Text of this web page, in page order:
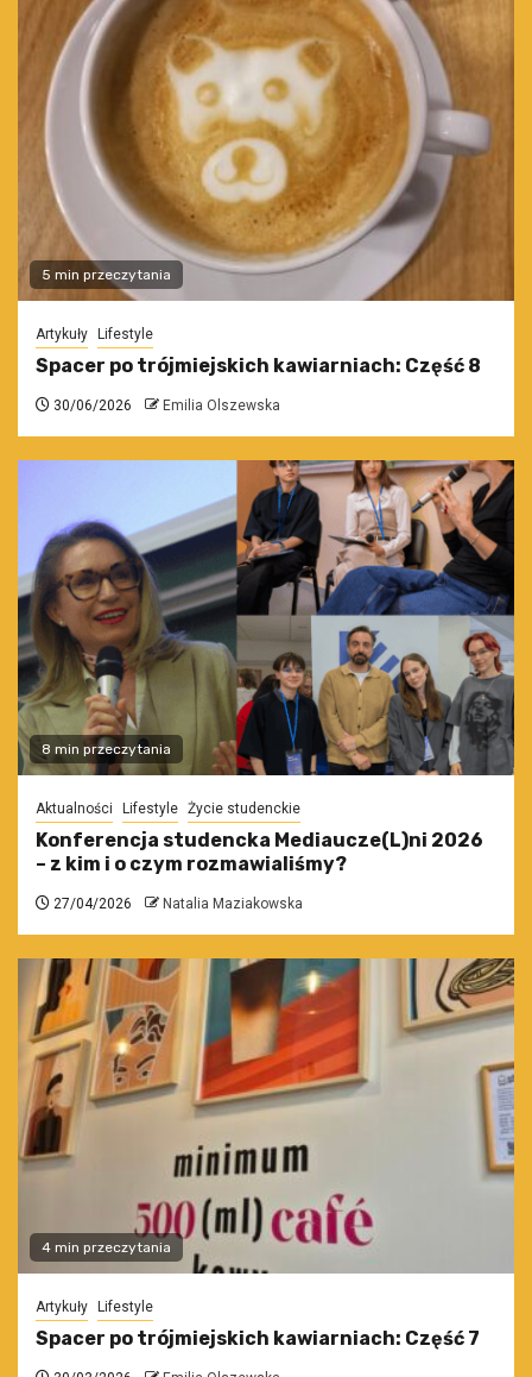
5 min przeczytania
Artykuły Lifestyle
Spacer po trójmiejskich kawiarniach: Część 8
30/06/2026 Emilia Olszewska
8 min przeczytania
Aktualności Lifestyle Życie studenckie
Konferencja studencka Mediaucze(L)ni 2026
– z kim i o czym rozmawialiśmy?
27/04/2026 Natalia Maziakowska
4 min przeczytania
Artykuły Lifestyle
Spacer po trójmiejskich kawiarniach: Część 7